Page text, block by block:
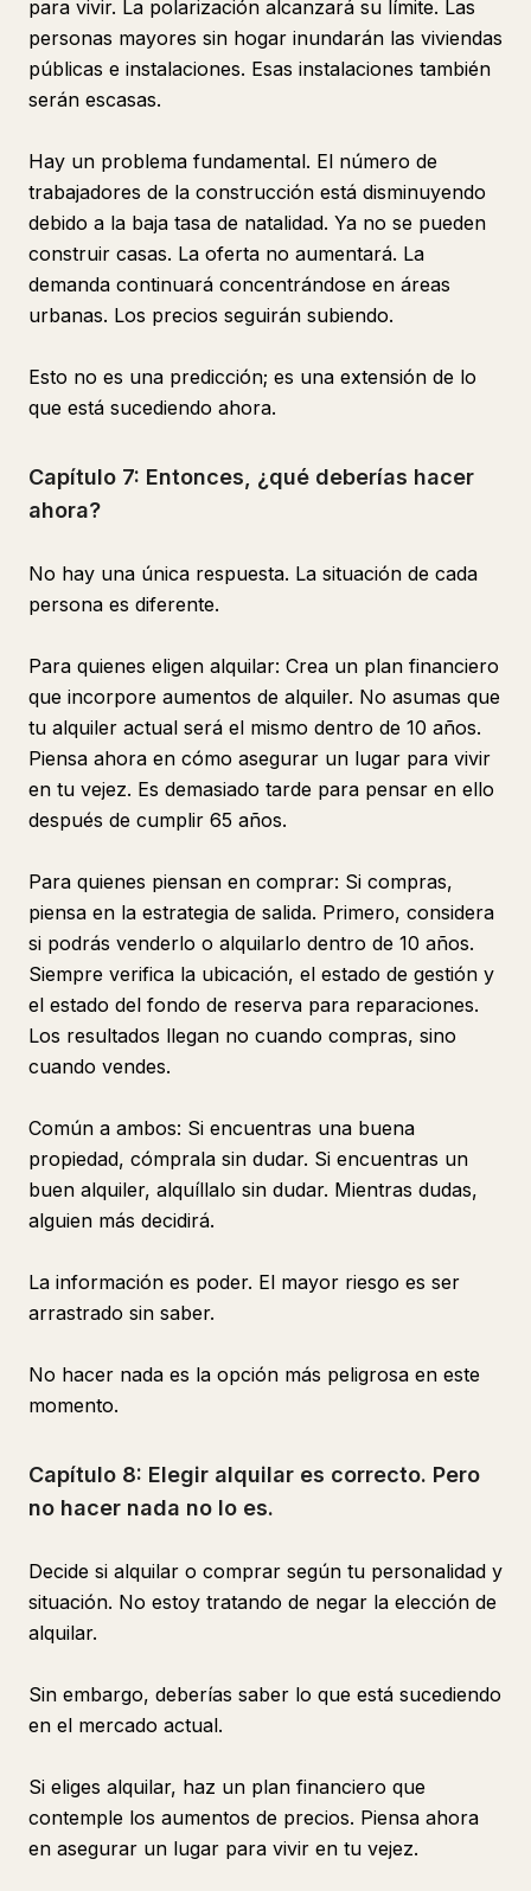
para vivir. La polarización alcanzará su límite. Las
personas mayores sin hogar inundarán las viviendas
públicas e instalaciones. Esas instalaciones también
serán escasas.
Hay un problema fundamental. El número de
trabajadores de la construcción está disminuyendo
debido a la baja tasa de natalidad. Ya no se pueden
construir casas. La oferta no aumentará. La
demanda continuará concentrándose en áreas
urbanas. Los precios seguirán subiendo.
Esto no es una predicción; es una extensión de lo
que está sucediendo ahora.
Capítulo 7: Entonces, ¿qué deberías hacer
ahora?
No hay una única respuesta. La situación de cada
persona es diferente.
Para quienes eligen alquilar: Crea un plan financiero
que incorpore aumentos de alquiler. No asumas que
tu alquiler actual será el mismo dentro de 10 años.
Piensa ahora en cómo asegurar un lugar para vivir
en tu vejez. Es demasiado tarde para pensar en ello
después de cumplir 65 años.
Para quienes piensan en comprar: Si compras,
piensa en la estrategia de salida. Primero, considera
si podrás venderlo o alquilarlo dentro de 10 años.
Siempre verifica la ubicación, el estado de gestión y
el estado del fondo de reserva para reparaciones.
Los resultados llegan no cuando compras, sino
cuando vendes.
Común a ambos: Si encuentras una buena
propiedad, cómprala sin dudar. Si encuentras un
buen alquiler, alquíllalo sin dudar. Mientras dudas,
alguien más decidirá.
La información es poder. El mayor riesgo es ser
arrastrado sin saber.
No hacer nada es la opción más peligrosa en este
momento.
Capítulo 8: Elegir alquilar es correcto. Pero
no hacer nada no lo es.
Decide si alquilar o comprar según tu personalidad y
situación. No estoy tratando de negar la elección de
alquilar.
Sin embargo, deberías saber lo que está sucediendo
en el mercado actual.
Si eliges alquilar, haz un plan financiero que
contemple los aumentos de precios. Piensa ahora
en asegurar un lugar para vivir en tu vejez.